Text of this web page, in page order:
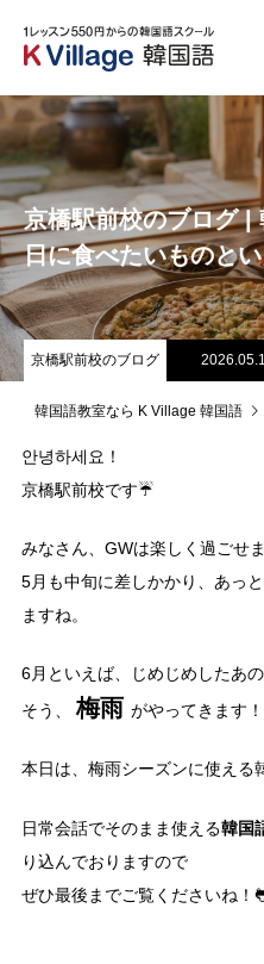
校舎案内
ご入校までの流れ
韓国語講師紹介
スケジュール
K Village韓国留学
京橋駅前校のブログ |
日に食べたいものと
京橋駅前校のブログ
韓国語教室なら K Village 韓国語
안녕하세요！
京橋駅前校です☔
みなさん、GWは楽しく過ごせ
5月も中旬に差しかかり、あっ
ますね。
6月といえば、じめじめしたあ
そう、梅雨 がやってきます
本日は、梅雨シーズンに使える
日常会話でそのまま使える韓国
り込んでおりますので
ぜひ最後までご覧くださいね！